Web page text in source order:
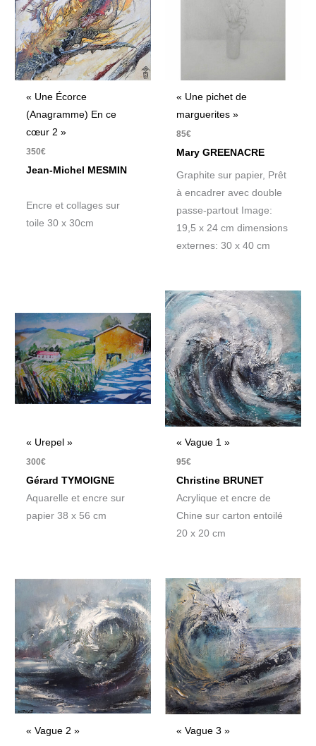
« Une Écorce
(Anagramme) En ce
cœur 2 »
350€
Jean-Michel MESMIN
Encre et collages sur
toile 30 x 30cm
« Une pichet de
marguerites »
85€
Mary GREENACRE
Graphite sur papier, Prêt
à encadrer avec double
passe-partout Image:
19,5 x 24 cm dimensions
externes: 30 x 40 cm
« Urepel »
300€
Gérard TYMOIGNE
Aquarelle et encre sur
papier 38 x 56 cm
« Vague 1 »
95€
Christine BRUNET
Acrylique et encre de
Chine sur carton entoilé
20 x 20 cm
« Vague 2 » « Vague 3 »